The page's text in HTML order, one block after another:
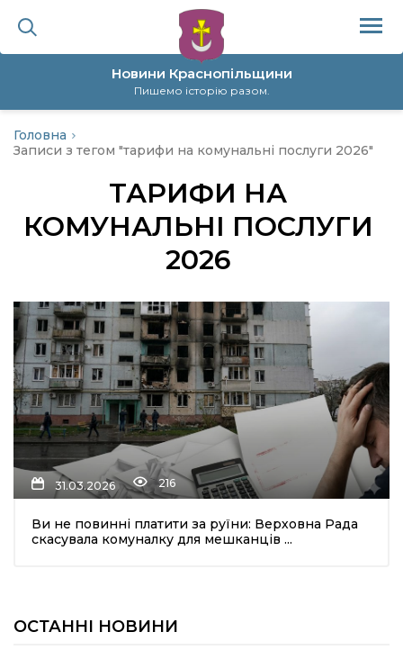
Новини Краснопільщини
Пишемо історію разом.
політика
Головна
Записи з тегом "тарифи на комунальні послуги 2026"
ТАРИФИ НА
КОМУНАЛЬНІ ПОСЛУГИ
2026
31.03.2026 216
Ви не повинні платити за руїни: Верховна Рада
скасувала комуналку для мешканців ...
ОСТАННІ НОВИНИ